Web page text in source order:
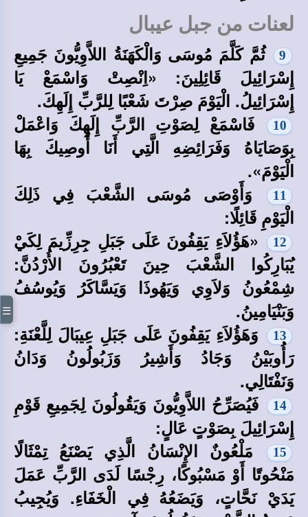
لعنات من جبل عيبال
9
ثُمَّ كَلَّمَ مُوسَى وَالْكَهَنَةُ اللاَّوِيُّونَ جَمِيعِ
إِسْرَائِيلَ قَائِلِينَ: «اِنْصِتْ وَاسْمَعْ يَا
إِسْرَائِيلُ. الْيَوْمَ صِرْتَ شَعْبًا لِلرَّبِّ إِلَهِكَ.
10
فَاسْمَعْ لِصَوْتِ الرَّبِّ إِلَهِكَ وَاعْمَلْ
بِوَصَايَاهُ وَفَرَائِضِهِ الَّتِي أَنَا أُوصِيكَ بِهَا
الْيَوْمَ».
11
وَأَوْصَى مُوسَى الشَّعْبَ فِي ذَلِكَ
الْيَوْمِ قَائِلًا:
12
«هَؤُلاَءِ يَقِفُونَ عَلَى جَبَلِ جِرِزِّيمَ لِكَيْ
يُبَارِكُوا الشَّعْبَ حِينَ تَعْبُرُونَ الأُرْدُنَّ:
شِمْعُونُ وَلاَوِي وَيَهُوذَا وَيَسَّاكَرُ وَيُوسُفُ
وَبَنْيَامِينُ.
13
وَهَؤُلاَءِ يَقِفُونَ عَلَى جَبَلِ عِيبَالَ لِلَّعْنَةِ:
رَأُوبَيْنُ وَجَادُ وَأَشِيرُ وَزَبُولُونُ وَدَانُ
وَنَفْتَالِي.
14
فَيُصَرِّحُ اللاَّوِيُّونَ وَيَقُولُونَ لِجَمِيعِ قَوْمِ
إِسْرَائِيلَ بِصَوْتٍ عَالٍ:
15
مَلْعُونٌ الإِنْسَانُ الَّذِي يَصْنَعُ تِمْثَالًا
مَنْحُوتًا أَوْ مَسْبُوكًا، رِجْسًا لَدَى الرَّبِّ عَمَلَ
يَدَيْ نَحَّاتٍ، وَيَضَعُهُ فِي الْخَفَاءِ. وَيُجِيبُ
☰